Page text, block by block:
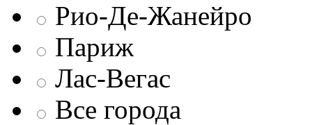
Рио-Де-Жанейро
Париж
Лас-Вегас
Все города